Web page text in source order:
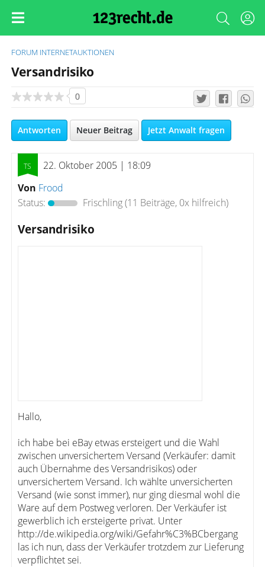
FORUM INTERNETAUKTIONEN
Versandrisiko
0
Antworten Neuer Beitrag Jetzt Anwalt fragen
22. Oktober 2005 | 18:09
Von Frood
Status:
Frischling(11 Beiträge, 0x hilfreich)
Versandrisiko
Hallo,
ich habe bei eBay etwas ersteigert und die Wahl
zwischen unversichertem Versand (Verkäufer: damit
auch Übernahme des Versandrisikos) oder
unversichertem Versand. Ich wählte unversicherten
Versand (wie sonst immer), nur ging diesmal wohl die
Ware auf dem Postweg verloren. Der Verkäufer ist
gewerblich ich ersteigerte privat. Unter
http://de.wikipedia.org/wiki/Gefahr%C3%BCbergang
las ich nun, dass der Verkäufer trotzdem zur Lieferung
verpflichtet sei.